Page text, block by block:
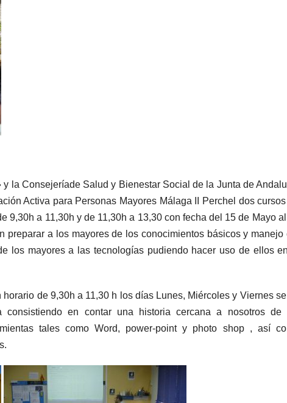
la Consejeríade Salud y Bienestar Social de la Junta de
Activa para Personas Mayores Málaga II Perchel dos
9,30h a 11,30h y de 11,30h a 13,30 con fecha del 15 de Mayo
preparar a los mayores de los conocimientos básicos y manejo
los mayores a las tecnologías pudiendo hacer uso de ellos
de 9,30h a 11,30 h los días Lunes, Miércoles y Viernes
consistiendo en contar una historia cercana a nosotros de
tales como Word, power-point y photo shop , así